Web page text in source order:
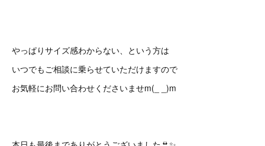
やっぱりサイズ感わからない、という方は
いつでもご相談に乗らせていただけますので
お気軽にお問い合わせくださいませm(_ _)m